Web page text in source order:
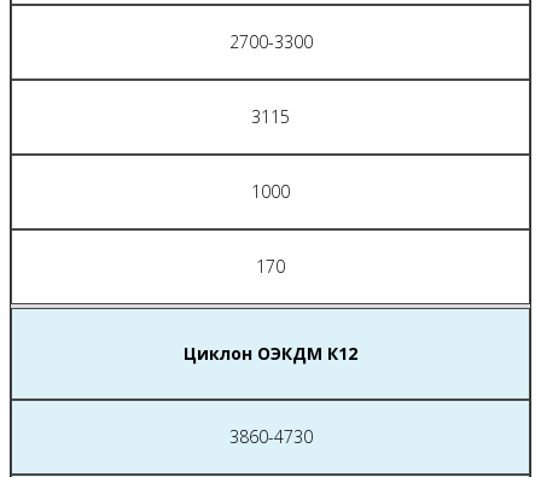
2700-3300
3115
1000
170
Циклон ОЭКДМ К12
3860-4730